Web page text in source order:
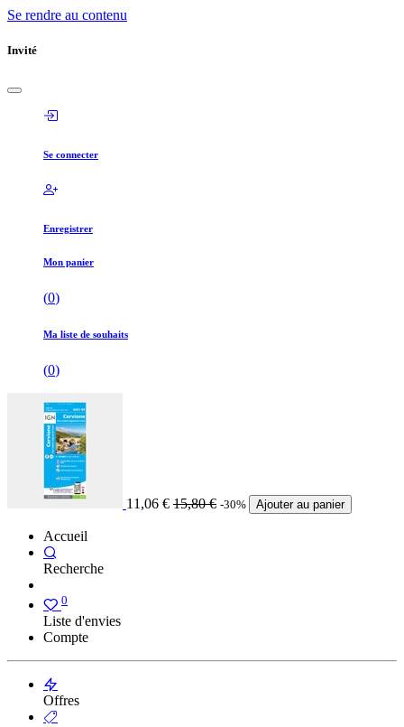
Se rendre au contenu
Invité
Se connecter
Enregistrer
Mon panier
(0)
Ma liste de souhaits
(0)
11,06 € 15,80€ -30% Ajouter au panier
Accueil
Recherche
0
Liste d'envies
Compte
Offres